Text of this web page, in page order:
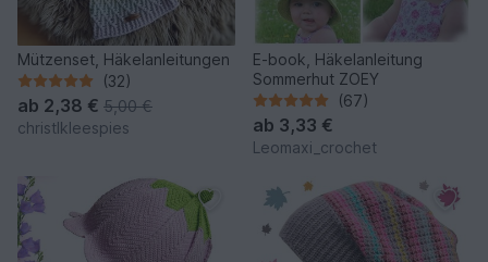
Mützenset, Häkelanleitungen
(32)
ab 2,38 € 5,00 €
christlkleespies
E-book, Häkelanleitung
Sommerhut ZOEY
(67)
ab 3,33 €
Leomaxi_crochet